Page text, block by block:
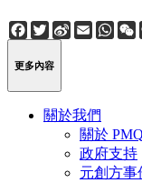
Facebook
Twitter
Sina
Weibo
Email
更多內容
關於我們
關於
政府支持
元創方事